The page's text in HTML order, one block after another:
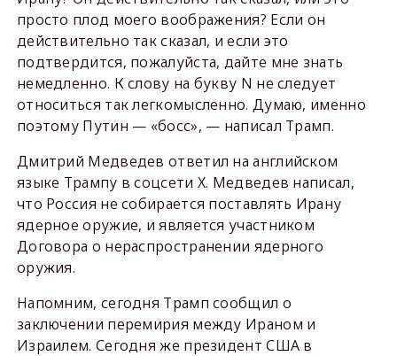
просто плод моего воображения? Если он
действительно так сказал, и если это
подтвердится, пожалуйста, дайте мне знать
немедленно. К слову на букву N не следует
относиться так легкомысленно. Думаю, именно
поэтому Путин — «босс», — написал Трамп.
Дмитрий Медведев ответил на английском
языке Трампу в соцсети Х. Медведев написал,
что Россия не собирается поставлять Ирану
ядерное оружие, и является участником
Договора о нераспространении ядерного
оружия.
Напомним, сегодня Трамп сообщил о
заключении перемирия между Ираном и
Израилем. Сегодня же президент США в